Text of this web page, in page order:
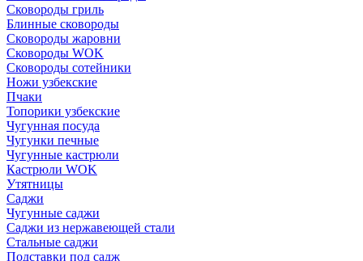
Сковороды гриль
Блинные сковороды
Сковороды жаровни
Сковороды WOK
Сковороды сотейники
Ножи узбекские
Пчаки
Топорики узбекские
Чугунная посуда
Чугунки печные
Чугунные кастрюли
Кастрюли WOK
Утятницы
Саджи
Чугунные саджи
Саджи из нержавеющей стали
Стальные саджи
Подставки под садж